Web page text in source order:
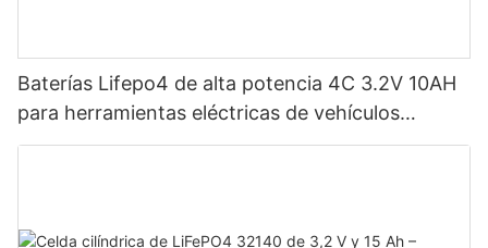
Baterías Lifepo4 de alta potencia 4C 3.2V 10AH
para herramientas eléctricas de vehículos
eléctricos.